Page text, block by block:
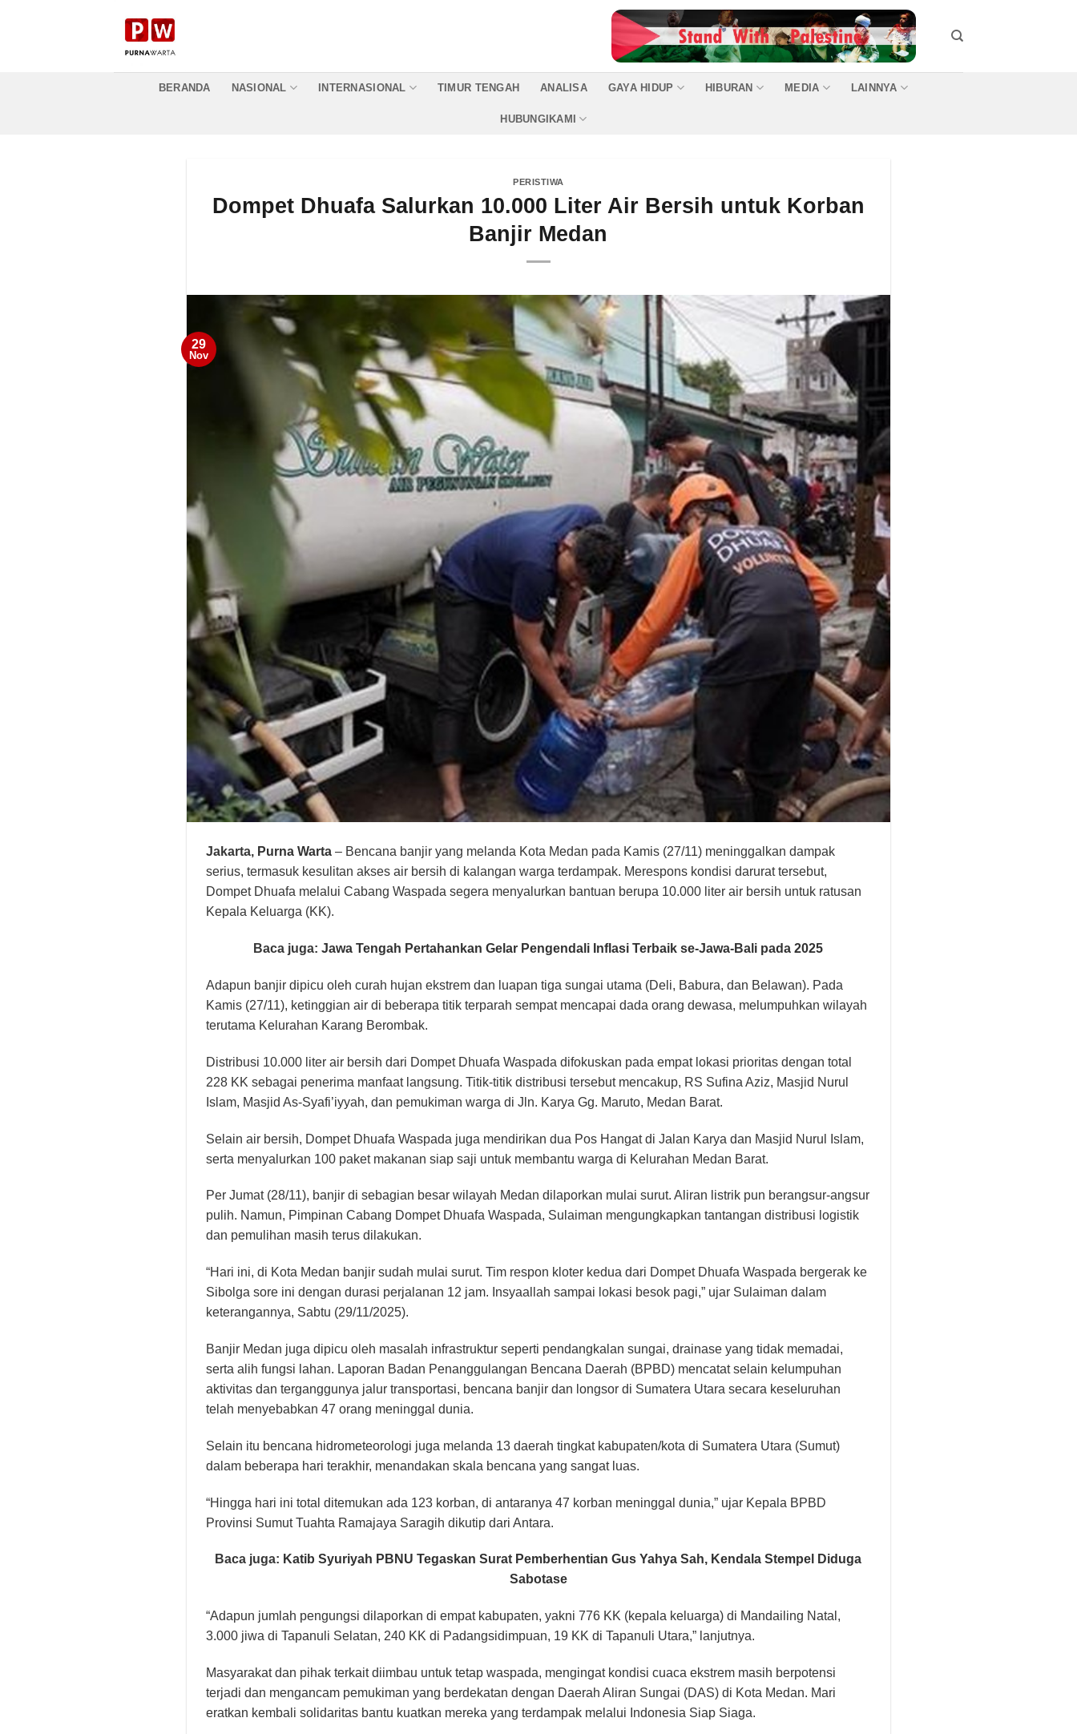
BERANDA NASIONAL INTERNASIONAL TIMUR TENGAH ANALISA GAYA HIDUP HIBURAN MEDIA LAINNYA
HUBUNGIKAMI
PERISTIWA
Dompet Dhuafa Salurkan 10.000 Liter Air Bersih untuk Korban
Banjir Medan
29
Nov
Jakarta, Purna Warta– Bencana banjir yang melanda Kota Medan pada Kamis (27/11) meninggalkan dampak
serius, termasuk kesulitan akses air bersih di kalangan warga terdampak. Merespons kondisi darurat tersebut,
Dompet Dhuafa melalui Cabang Waspada segera menyalurkan bantuan berupa 10.000 liter air bersih untuk ratusan
Kepala Keluarga (KK).
Baca juga:Jawa Tengah Pertahankan Gelar Pengendali Inflasi Terbaik se-Jawa-Bali pada 2025
Adapun banjir dipicu oleh curah hujan ekstrem dan luapan tiga sungai utama (Deli, Babura, dan Belawan). Pada
Kamis (27/11), ketinggian air di beberapa titik terparah sempat mencapai dada orang dewasa, melumpuhkan wilayah
terutama Kelurahan Karang Berombak.
Distribusi 10.000 liter air bersih dari Dompet Dhuafa Waspada difokuskan pada empat lokasi prioritas dengan total
228 KK sebagai penerima manfaat langsung. Titik-titik distribusi tersebut mencakup, RS Sufina Aziz, Masjid Nurul
Islam, Masjid As-Syafi’iyyah, dan pemukiman warga di Jln. Karya Gg. Maruto, Medan Barat.
Selain air bersih, Dompet Dhuafa Waspada juga mendirikan dua Pos Hangat di Jalan Karya dan Masjid Nurul Islam,
serta menyalurkan 100 paket makanan siap saji untuk membantu warga di Kelurahan Medan Barat.
Per Jumat (28/11), banjir di sebagian besar wilayah Medan dilaporkan mulai surut. Aliran listrik pun berangsur-angsur
pulih. Namun, Pimpinan Cabang Dompet Dhuafa Waspada, Sulaiman mengungkapkan tantangan distribusi logistik
dan pemulihan masih terus dilakukan.
“Hari ini, di Kota Medan banjir sudah mulai surut. Tim respon kloter kedua dari Dompet Dhuafa Waspada bergerak ke
Sibolga sore ini dengan durasi perjalanan 12 jam. Insyaallah sampai lokasi besok pagi,” ujar Sulaiman dalam
keterangannya, Sabtu (29/11/2025).
Banjir Medan juga dipicu oleh masalah infrastruktur seperti pendangkalan sungai, drainase yang tidak memadai,
serta alih fungsi lahan. Laporan Badan Penanggulangan Bencana Daerah (BPBD) mencatat selain kelumpuhan
aktivitas dan terganggunya jalur transportasi, bencana banjir dan longsor di Sumatera Utara secara keseluruhan
telah menyebabkan 47 orang meninggal dunia.
Selain itu bencana hidrometeorologi juga melanda 13 daerah tingkat kabupaten/kota di Sumatera Utara (Sumut)
dalam beberapa hari terakhir, menandakan skala bencana yang sangat luas.
“Hingga hari ini total ditemukan ada 123 korban, di antaranya 47 korban meninggal dunia,” ujar Kepala BPBD
Provinsi Sumut Tuahta Ramajaya Saragih dikutip dari Antara.
Baca juga: Katib Syuriyah PBNU Tegaskan Surat Pemberhentian Gus Yahya Sah, Kendala Stempel Diduga
Sabotase
“Adapun jumlah pengungsi dilaporkan di empat kabupaten, yakni 776 KK (kepala keluarga) di Mandailing Natal,
3.000 jiwa di Tapanuli Selatan, 240 KK di Padangsidimpuan, 19 KK di Tapanuli Utara,” lanjutnya.
Masyarakat dan pihak terkait diimbau untuk tetap waspada, mengingat kondisi cuaca ekstrem masih berpotensi
terjadi dan mengancam pemukiman yang berdekatan dengan Daerah Aliran Sungai (DAS) di Kota Medan. Mari
eratkan kembali solidaritas bantu kuatkan mereka yang terdampak melalui Indonesia Siap Siaga.